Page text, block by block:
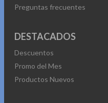
Preguntas frecuentes
DESTACADOS
Descuentos
Promo del Mes
Productos Nuevos